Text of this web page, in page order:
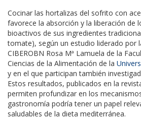
Cocinar las hortalizas del sofrito con
favorece la absorción y la liberación de
bioactivos de sus ingredientes
tomate), según un estudio liderado por
CIBEROBN Rosa Mª Lamuela de la
Ciencias de la Alimentación de la
y en el que participan también
Estos resultados, publicados en la
permiten profundizar en los
gastronomía podría tener un papel
saludables de la dieta mediterránea.